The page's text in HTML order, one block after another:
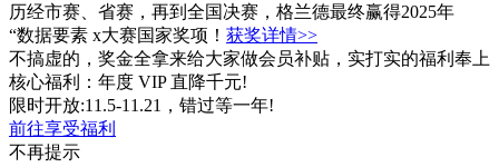
历经市赛、省赛，再到全国决赛，格兰德最终赢得2025年
“数据要素 x大赛国家奖项！ 获奖详情>>
不搞虚的，奖金全拿来给大家做会员补贴，实打实的福利奉上
核心福利：年度 VIP 直降千元!
限时开放:11.5-11.21，错过等一年!
前往享受福利
不再提示